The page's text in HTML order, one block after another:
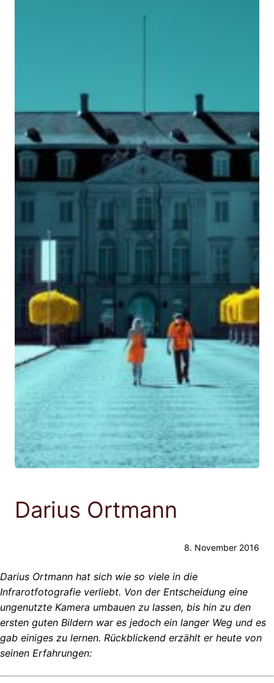
Darius Ortmann
8. November 2016
Darius Ortmann hat sich wie so viele in die
Infrarotfotografie verliebt. Von der Entscheidung eine
ungenutzte Kamera umbauen zu lassen, bis hin zu den
ersten guten Bildern war es jedoch ein langer Weg und es
gab einiges zu lernen. Rückblickend erzählt er heute von
seinen Erfahrungen: